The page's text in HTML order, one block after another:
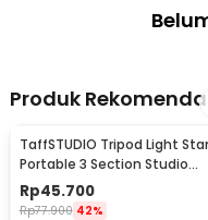
Produk
TaffSTUDIO Tripod Light
Portable 3 Section Studio
Lighting 2M - SN303
Rp45.700
Rp77.900 42%